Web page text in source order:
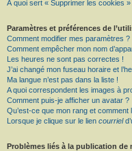
À quoi sert « Supprimer les cookies »
Paramètres et préférences de
Comment modifier mes paramètres ?
Comment empêcher mon nom
Les heures ne sont pas correctes !
J’ai changé mon fuseau horaire et
Ma langue n’est pas dans la liste !
A quoi correspondent les images à
Comment puis-je afficher un avatar ?
Qu’est-ce que mon rang et comment
Lorsque je clique sur le lien courriel
Problèmes liés à la publication de